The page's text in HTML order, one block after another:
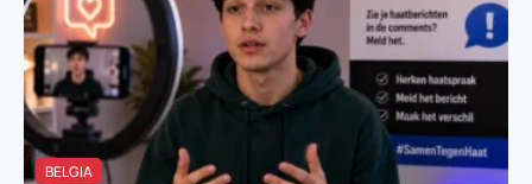
BELGIA